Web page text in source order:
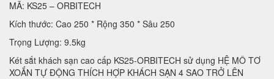
MÃ: KS25 – ORBITECH
Kích thước: Cao 250 * Rộng 350 * Sâu 250
Trọng Lượng: 9.5kg
Két sắt khách sạn cao cấp KS25-ORBITECH sử dụng HỆ MÔ TƠ
XOẮN TỰ ĐỘNG THÍCH HỢP KHÁCH SẠN 4 SAO TRỞ LÊN